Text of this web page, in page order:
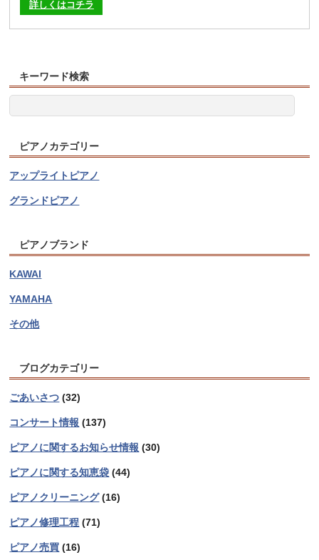
詳しくはコチラ
キーワード検索
ピアノカテゴリー
アップライトピアノ
グランドピアノ
ピアノブランド
KAWAI
YAMAHA
その他
ブログカテゴリー
ごあいさつ (32)
コンサート情報 (137)
ピアノに関するお知らせ情報 (30)
ピアノに関する知恵袋 (44)
ピアノクリーニング(16)
ピアノ修理工程 (71)
ピアノ売買 (16)